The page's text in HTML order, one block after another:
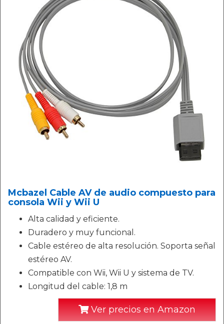
Mcbazel Cable AV de audio compuesto para
consola Wii y Wii U
Alta calidad y eficiente.
Duradero y muy funcional.
Cable estéreo de alta resolución. Soporta señal
estéreo AV.
Compatible con Wii, Wii U y sistema de TV.
Longitud del cable: 1,8 m
Ver precios en Amazon